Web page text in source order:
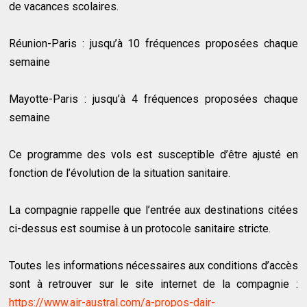
de vacances scolaires.
Réunion-Paris : jusqu’à 10 fréquences proposées chaque
semaine
Mayotte-Paris : jusqu’à 4 fréquences proposées chaque
semaine
Ce programme des vols est susceptible d’être ajusté en
fonction de l’évolution de la situation sanitaire.
La compagnie rappelle que l’entrée aux destinations citées
ci-dessus est soumise à un protocole sanitaire stricte.
Toutes les informations nécessaires aux conditions d’accès
sont à retrouver sur le site internet de la compagnie :
https://www.air-austral.com/a-propos-dair-